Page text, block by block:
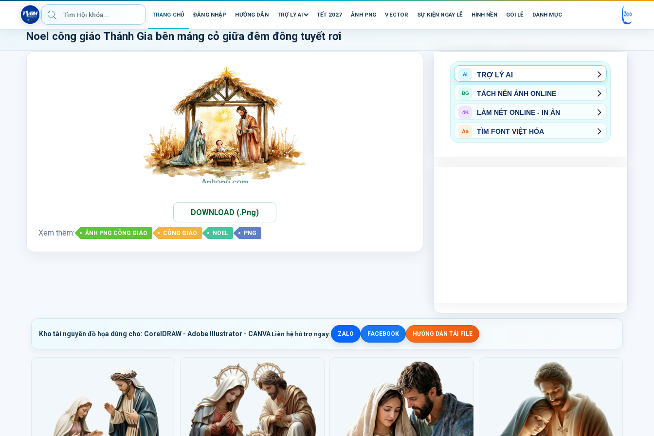
TRANG CHỦ ĐĂNG NHẬP HƯỚNG DẪN TRỢ LÝ AI TẾT 2027 ẢNH PNG VECTOR SỰ KIỆN NGÀY LỄ HÌNH NỀN GÓI LẺ DANH MỤC
Noel công giáo Thánh Gia bên máng cỏ giữa đêm đông tuyết rơi
DOWNLOAD (.Png)
Xem thêm: ẢNH PNG CÔNG GIÁO CÔNG GIÁO NOEL PNG
AI TRỢ LÝ AI
BG TÁCH NỀN ẢNH ONLINE
4K LÀM NÉT ONLINE - IN ẤN
Aa TÌM FONT VIỆT HÓA
Kho tài nguyên đồ họa dùng cho: CorelDRAW - Adobe Illustrator - CANVA Liên hệ hỗ trợ ngay: ZALO FACEBOOK HƯỚNG DẪN TẢI FILE